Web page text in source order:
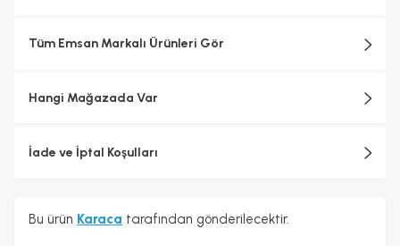
Tüm Emsan Markalı Ürünleri Gör
Hangi Mağazada Var
İade ve İptal Koşulları
Bu ürün Karaca tarafından gönderilecektir.